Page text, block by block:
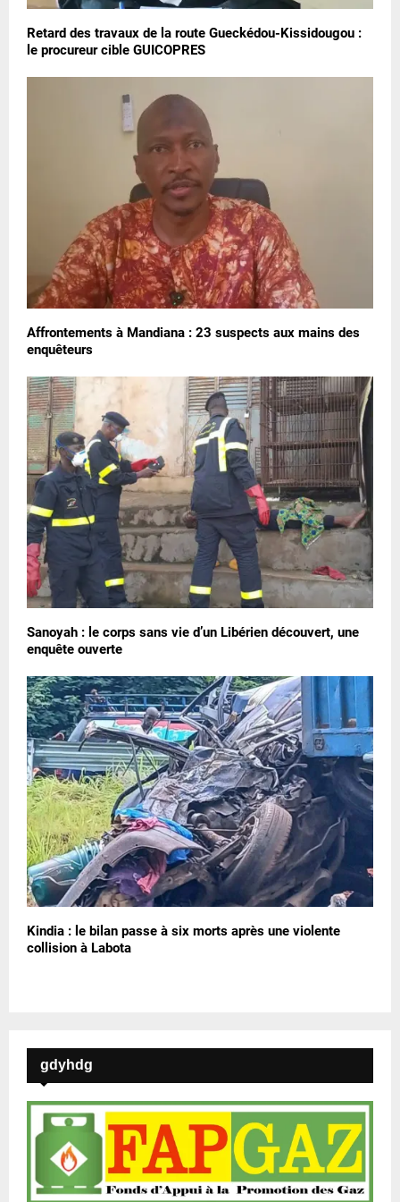
Retard des travaux de la route Gueckédou-Kissidougou :
le procureur cible GUICOPRES
Affrontements à Mandiana : 23 suspects aux mains des
enquêteurs
Sanoyah : le corps sans vie d’un Libérien découvert, une
enquête ouverte
Kindia : le bilan passe à six morts après une violente
collision à Labota
gdyhdg